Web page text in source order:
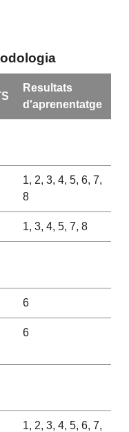
Resultats
d'aprenentatge
1, 2, 3, 4, 5, 6, 7,
8
1, 3, 4, 5, 7, 8
6
6
1, 2, 3, 4, 5, 6, 7,